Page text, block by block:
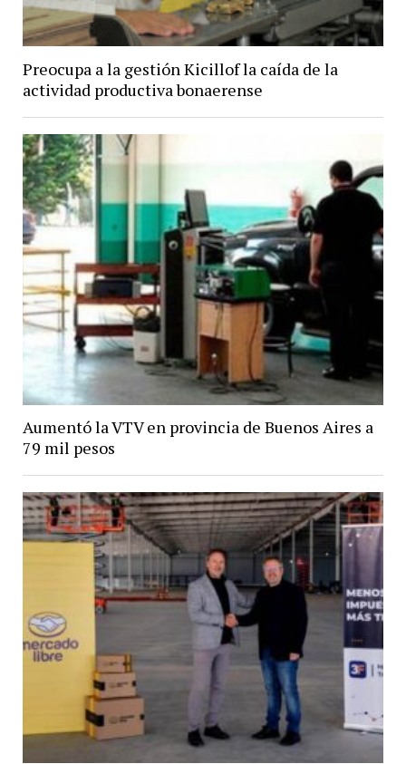
Preocupa a la gestión Kicillof la caída de la
actividad productiva bonaerense
Aumentó la VTV en provincia de Buenos Aires a
79 mil pesos